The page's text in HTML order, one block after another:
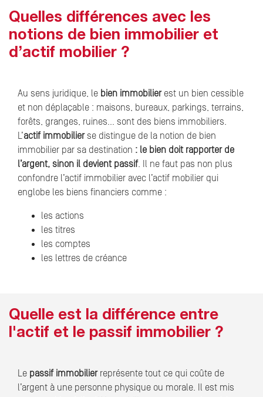
Quelles différences avec les
notions de bien immobilier et
d’actif mobilier ?
Au sens juridique, le bien immobilierest un bien cessible
et non déplaçable : maisons, bureaux, parkings, terrains,
forêts, granges, ruines… sont des biens immobiliers.
L’actif immobilierse distingue de la notion de bien
immobilier par sa destination : le bien doit rapporter de
l’argent, sinon il devient passif. Il ne faut pas non plus
confondre l’actif immobilier avec l’actif mobilier qui
englobe les biens financiers comme :
les actions
les titres
les comptes
les lettres de créance
Quelle est la différence entre
l'actif et le passif immobilier ?
Le passif immobilierreprésente tout ce qui coûte de
l’argent à une personne physique ou morale. Il est mis